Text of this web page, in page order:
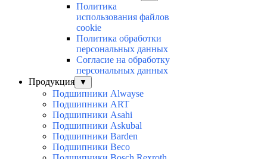
Политика
использования файлов
cookie
Политика обработки
персональных данных
Согласие на обработку
персональных данных
Продукция
▼
Подшипники Alwayse
Подшипники ART
Подшипники Asahi
Подшипники Askubal
Подшипники Barden
Подшипники Beco